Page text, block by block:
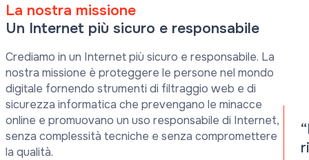
La nostra missione
Un Internet più sicuro e responsabile
Crediamo in un Internet più sicuro e responsabile. La
nostra missione è proteggere le persone nel mondo
digitale fornendo strumenti di filtraggio web e di
sicurezza informatica che prevengano le minacce
online e promuovano un uso responsabile di Internet,
senza complessità tecniche e senza compromettere
la qualità.